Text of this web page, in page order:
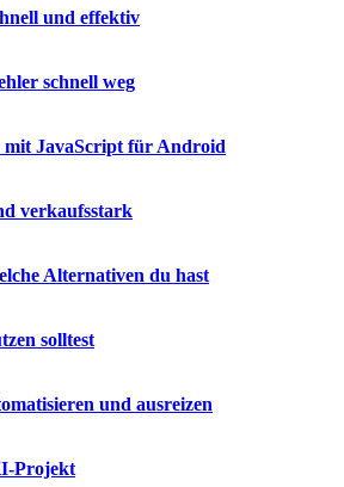
und effektiv
schnell weg
mit JavaScript für Android
verkaufsstark
Alternativen du hast
solltest
und ausreizen
Projekt